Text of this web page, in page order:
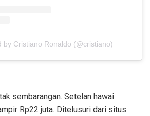
by Cristiano Ronaldo (@cristiano)
sembarangan. Setelan hawai
Rp22 juta. Ditelusuri dari situs